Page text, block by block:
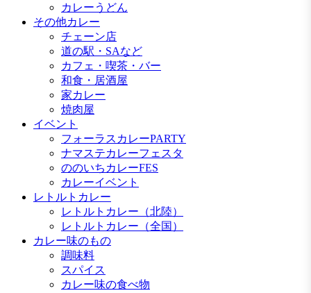
カレーうどん
その他カレー
チェーン店
道の駅・SAなど
カフェ・喫茶・バー
和食・居酒屋
家カレー
焼肉屋
イベント
フォーラスカレーPARTY
ナマステカレーフェスタ
ののいちカレーFES
カレーイベント
レトルトカレー
レトルトカレー（北陸）
レトルトカレー（全国）
カレー味のもの
調味料
スパイス
カレー味の食べ物